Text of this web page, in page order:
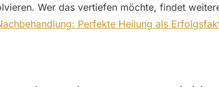
Wer das vertiefen möchte, findet
Perfekte Heilung als